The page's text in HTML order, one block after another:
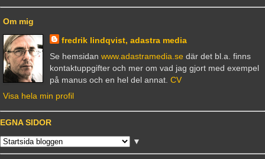
Om mig
fredrik lindqvist, adastra media
Se hemsidan www.adastramedia.sedär det bl.a. finns
kontaktuppgifter och mer om vad jag gjort med exempel
på manus och en hel del annat. CV
Visa hela min profil
EGNA SIDOR
▼